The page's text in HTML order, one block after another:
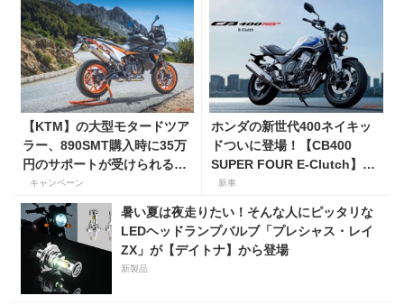
【KTM】の大型モタードツア
ラー、890SMT購入時に35万
円のサポートが受けられるキ
ャンペーンを実施中！
キャンペーン
ホンダの新世代400ネイキッ
ドついに登場！【CB400
SUPER FOUR E-Clutch】8
月21日に発売！ 価格99万
新車
暑い夏は夜走りたい！そんな人にピッタリな
LEDヘッドランプバルブ「プレシャス・レイ
ZX」が【デイトナ】から登場
新製品